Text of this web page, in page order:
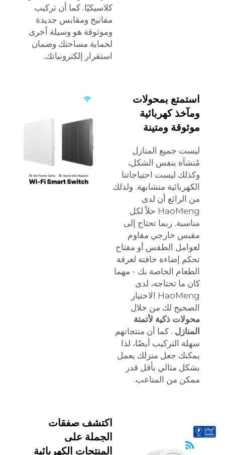
كلاسيكيًا. كما أن تركيب
مفاتيح ومقابس جديدة
وموثوقة هو وسيلة أخرى
لحماية مساحتك وضمان
استقرار إلكترونياتك.
استمتع بمحولات
ومآخذ كهربائية
موثوقة ومتينة
ليست جميع المنازل
مُنشآة بنفس الشكل،
وكذلك ليست احتياجاتنا
الكهربائية متشابهة. ولذلك
من الرائع أن لدى
HaoMeng حلاً لكل
مناسبة. ربما تحتاج إلى
مقبس خارجي مقاوم
لعوامل الطقس أو مفتاح
تحكم إضاءة خافتة لغرفة
الطعام الخاصة بك - مهما
كان ما تحتاجه، لدى
HaoMeng الاختيار
الصحيح لك من خلال
محولات ذكية لأتمتة
المنازل . كما أن منتجاتهم
سهلة التركيب أيضًا، لذا
يمكنك جعل منزلك يعمل
بشكل مثالي بأقل قدر
ممكن من المتاعب.
اكتشف صفقات
الجملة على
المنتجات الكهربائية